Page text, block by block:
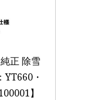
正 除雪
YT660・
】